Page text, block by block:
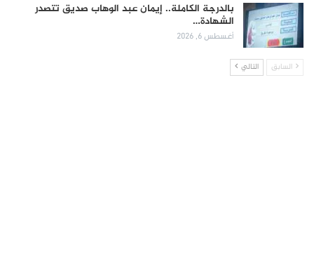
بالدرجة الكاملة.. إيمان عبد الوهاب صديق تتصدر
الشهادة…
أغسطس 6, 2026
السابق التالي